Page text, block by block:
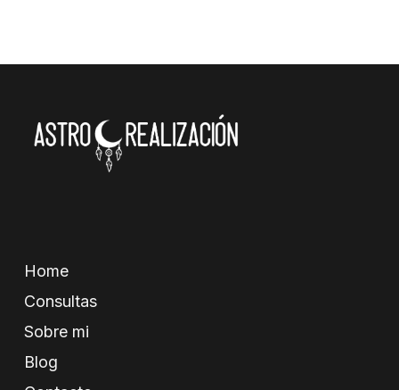
Home
Consultas
Sobre mi
Blog